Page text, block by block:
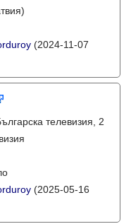
(2024-11-07
телевизия, 2
(2025-05-16